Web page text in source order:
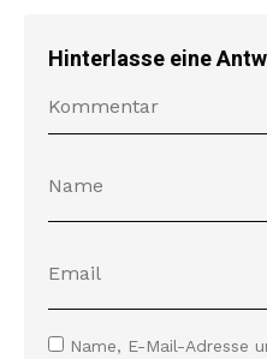
Hinterlasse eine
Name, E-Mail-Adresse